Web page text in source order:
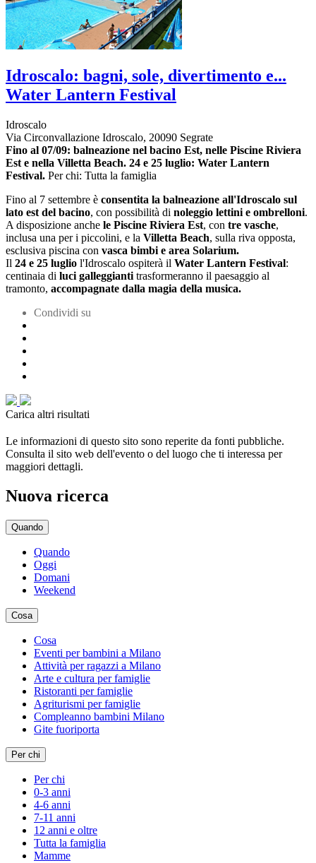
Idroscalo: bagni, sole, divertimento e...
Water Lantern Festival
Idroscalo
Via Circonvallazione Idroscalo, 20090 Segrate
Fino al 07/09: balneazione nel bacino Est, nelle Piscine Riviera
Est e nella Villetta Beach. 24 e 25 luglio: Water Lantern
Festival. Per chi: Tutta la famiglia
Fino al 7 settembre è consentita la balneazione all'Idroscalo sul
lato est del bacino, con possibilità di noleggio lettini e ombrelloni.
A disposizione anche le Piscine Riviera Est, con tre vasche,
inclusa una per i piccolini, e la Villetta Beach, sulla riva opposta,
esclusiva piscina con vasca bimbi e area Solarium.
Il 24 e 25 luglio l'Idroscalo ospiterà il Water Lantern Festival:
centinaia di luci galleggianti trasformeranno il paesaggio al
tramonto, accompagnate dalla magia della musica.
Condividi su
Carica altri risultati
Le informazioni di questo sito sono reperite da fonti pubbliche.
Consulta il sito web dell'evento o del luogo che ti interessa per
maggiori dettagli.
Nuova ricerca
Quando
Quando
Oggi
Domani
Weekend
Cosa
Cosa
Eventi per bambini a Milano
Attività per ragazzi a Milano
Arte e cultura per famiglie
Ristoranti per famiglie
Agriturismi per famiglie
Compleanno bambini Milano
Gite fuoriporta
Per chi
Per chi
0-3 anni
4-6 anni
7-11 anni
12 anni e oltre
Tutta la famiglia
Mamme